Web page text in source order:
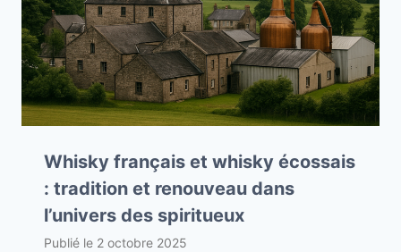
Whisky français et whisky écossais
: tradition et renouveau dans
l’univers des spiritueux
Publié le 2 octobre 2025